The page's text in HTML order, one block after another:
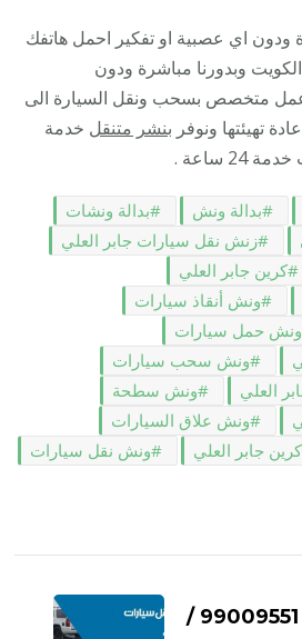
اي عصبية او تفكير احمل هاتفك
وبدورنا مباشرة ودون
متخصص بسحب ونقل السيارة الى
تهيئتها ونوفر بنشر متنقل خدمة
ساعة .
بدالة ونش
بدالة ونشات
زنش نقل سيارات جابر العلي
كرين جابر العلي
ونش أنقاذ سيارات
ونش حمل سيارات
ونش سحب سيارات
العلي
ونش سطحة
ونش علاق السيارات
جابر العلي ونش نقل سيارات
رقم ونش الضجيج / 99009551‬ /